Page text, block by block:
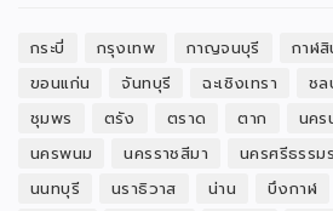
กระบี่ กรุงเทพ กาญจนบุรี กาฬ
ขอนแก่น
จันทบุรี ฉะเชิงเทรา ชล
ชุมพร
ตรัง ตราด ตาก นคร
นครพนม
นครราชสีมา นครศรีธรรม
นนทบุรี
นราธิวาส น่าน บึงกาฬ